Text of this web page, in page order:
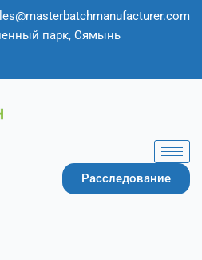
парк, Сямынь
Расследование